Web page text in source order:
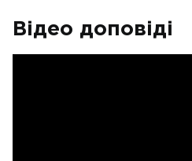
Відео доповіді